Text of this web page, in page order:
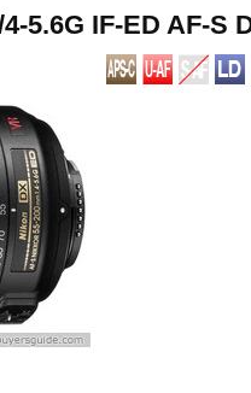
5.6G IF-ED AF-S